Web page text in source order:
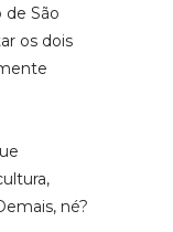
de São
os dois
né?